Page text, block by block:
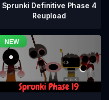
Sprunki Definitive Phase 4
Reupload